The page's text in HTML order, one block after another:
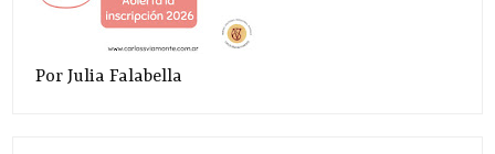
Por Julia Falabella